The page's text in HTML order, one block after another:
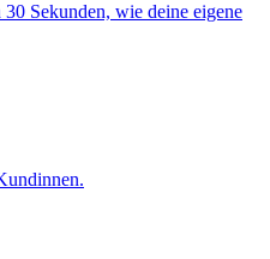
Sekunden, wie deine eigene